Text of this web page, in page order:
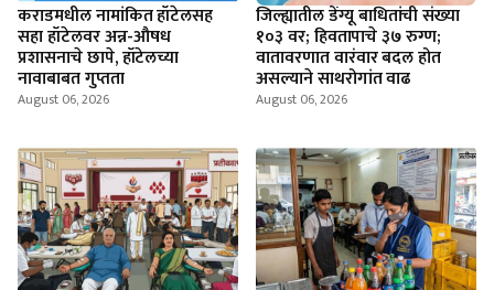
कराडमधील नामांकित हॉटेलसह
सहा हॉटेलवर अन्न-औषध
प्रशासनाचे छापे, हॉटेलच्या
नावाबाबत गुप्तता
August 06, 2026
जिल्ह्यातील डेंग्यू बाधितांची संख्या
१०३ वर; हिवतापाचे ३७ रुग्ण;
वातावरणात वारंवार बदल होत
असल्याने साथरोगांत वाढ
August 06, 2026